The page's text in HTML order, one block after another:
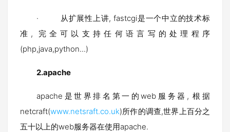
· 从扩展性上讲, fastcgi是一个中立的技术标
准, 完全可以支持任何语言写的处理程序
(php,java,python...)
2.apache
apache是世界排名第一的web服务器, 根据
netcraft(www.netsraft.co.uk)所作的调查,世界上百分之
五十以上的web服务器在使用apache.